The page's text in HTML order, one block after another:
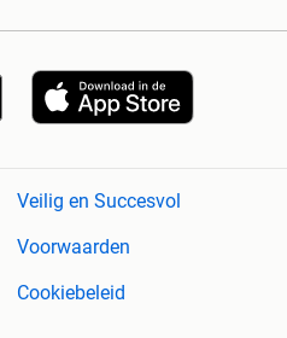
Veilig en Succesvol
Voorwaarden
Cookiebeleid